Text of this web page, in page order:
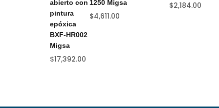
abierto con
pintura
epóxica
BXF-HR002
Migsa
$17,392.00
1250 Migsa
$4,611.00
$2,184.00